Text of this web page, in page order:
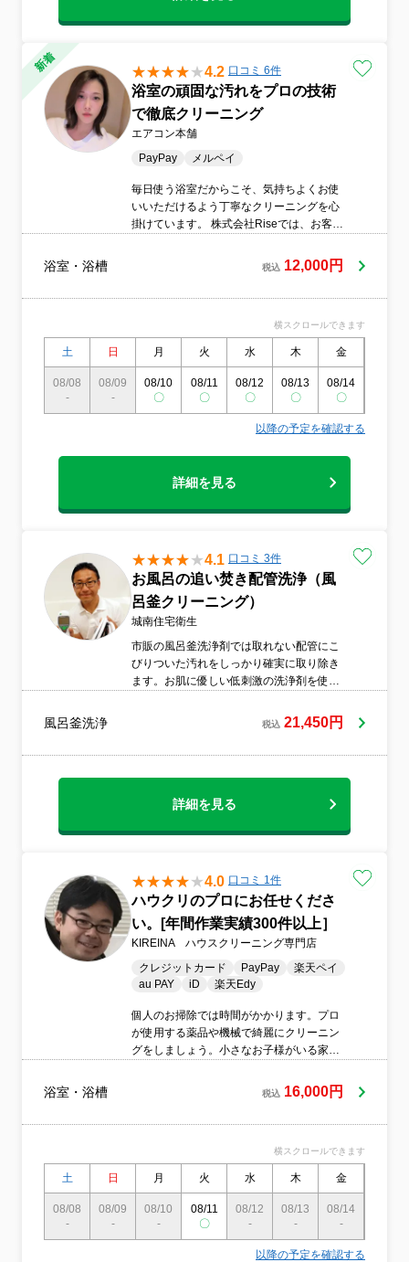
4.2 口コミ 6件
浴室の頑固な汚れをプロの技術
で徹底クリーニング
エアコン本舗
PayPay
メルペイ
毎日使う浴室だからこそ、気持ちよくお使
いいただけるよう丁寧なクリーニングを心
掛けています。 株式会社Riseでは、お客様
細かな部分までしっかり洗浄いたします。
水アカやカビ、石けんカスなど気になる汚
浴室・浴槽 税込 12,000円
横スクロールできます
土 日 月 火 水 木 金
08/08
-
08/09
-
08/10
〇
08/11
〇
08/12
〇
08/13
〇
08/14
〇
以降の予定を確認する
詳細を見る
4.1 口コミ 3件
お風呂の追い焚き配管洗浄（風
呂釜クリーニング）
城南住宅衛生
市販の風呂釜洗浄剤では取れない配管にこ
びりついた汚れをしっかり確実に取り除き
ます。お肌に優しい低刺激の洗浄剤を使用
湯船につかる赤ちゃんにも安心してご利用
いただけます。◆代表の私（折原）が責任
風呂釜洗浄 税込 21,450円
詳細を見る
4.0 口コミ 1件
ハウクリのプロにお任せくださ
い。[年間作業実績300件以上］
KIREINA ハウスクリーニング専門店
クレジットカード
PayPay
楽天ペイ
au PAY
iD 楽天Edy
個人のお掃除では時間がかかります。プロ
が使用する薬品や機械で綺麗にクリーニン
グをしましょう。小さなお子様がいる家庭
す。徹底洗浄します！（注意：蓄積された
汚れには完全に落ちない場合もあります）
浴室・浴槽 税込 16,000円
横スクロールできます
土 日 月 火 水 木 金
08/08
-
08/09
-
08/10
-
08/11
〇
08/12
-
08/13
-
08/14
-
以降の予定を確認する